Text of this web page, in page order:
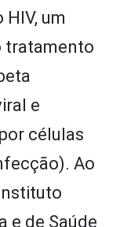
um
tratamento
e
células
Ao
e de Saúde